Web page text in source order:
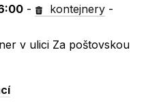
- kontejnery -
v ulici Za poštovskou